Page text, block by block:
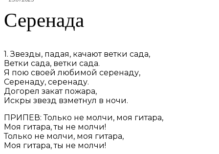
Серенада
1. Звезды, падая, качают ветки сада,
Ветки сада, ветки сада.
Я пою своей любимой серенаду,
Серенаду, серенаду.
Догорел закат пожара,
Искры звезд взметнул в ночи.
ПРИПЕВ: Только не молчи, моя гитара,
Моя гитара, ты не молчи!
Только не молчи, моя гитара,
Моя гитара, ты не молчи!